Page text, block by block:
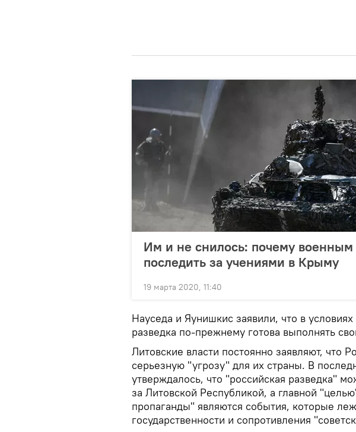
Им и не снилось: почему
последить за учениями в Крыму
19 марта 2020, 11:40
Науседа и Яунишкис заявили, что в условиях
разведка по-прежнему готова выполнять
Литовские власти постоянно заявляют, что
серьезную "угрозу" для их страны. В
утверждалось, что "российская разведка"
за Литовской Республикой, а главной
пропаганды" являются события, которые
государственности и сопротивления